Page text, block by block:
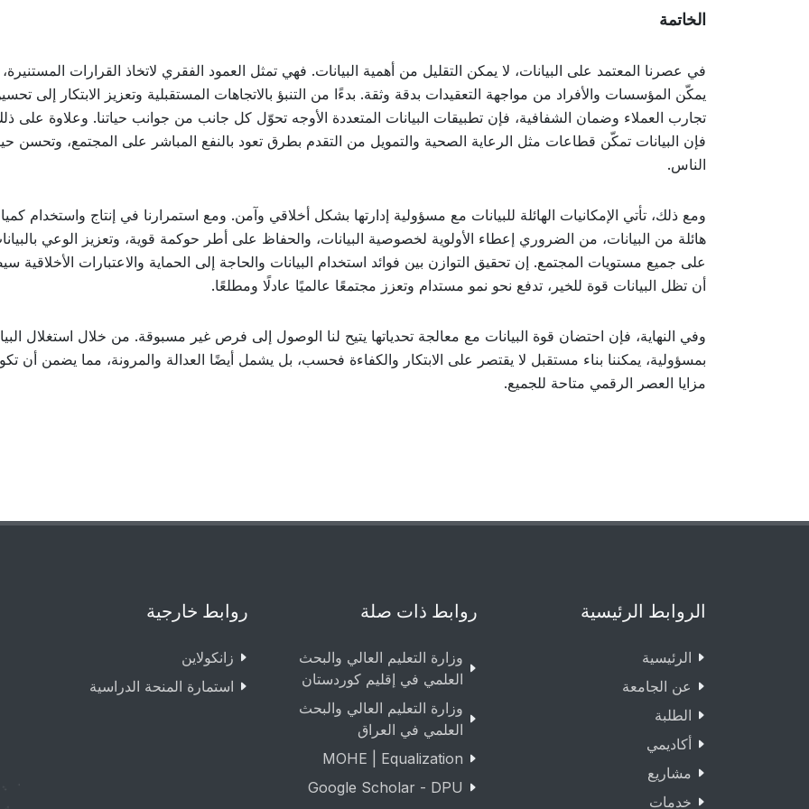
الخاتمة
في عصرنا المعتمد على البيانات، لا يمكن التقليل من أهمية البيانات. فهي تمثل العمود الفقري لاتخاذ القرارات
يمكّن المؤسسات والأفراد من مواجهة التعقيدات بدقة وثقة. بدءًا من التنبؤ بالاتجاهات المستقبلية وتعزيز الابتكار إلى
تجارب العملاء وضمان الشفافية، فإن تطبيقات البيانات المتعددة الأوجه تحوّل كل جانب من جوانب حياتنا. وعلاوة على
فإن البيانات تمكّن قطاعات مثل الرعاية الصحية والتمويل من التقدم بطرق تعود بالنفع المباشر على المجتمع، وتحسن
الناس.
ومع ذلك، تأتي الإمكانيات الهائلة للبيانات مع مسؤولية إدارتها بشكل أخلاقي وآمن. ومع استمرارنا في إنتاج واستخدام
هائلة من البيانات، من الضروري إعطاء الأولوية لخصوصية البيانات، والحفاظ على أطر حوكمة قوية، وتعزيز الوعي
على جميع مستويات المجتمع. إن تحقيق التوازن بين فوائد استخدام البيانات والحاجة إلى الحماية والاعتبارات الأخلاقية
أن تظل البيانات قوة للخير، تدفع نحو نمو مستدام وتعزز مجتمعًا عالميًا عادلًا ومطلعًا.
وفي النهاية، فإن احتضان قوة البيانات مع معالجة تحدياتها يتيح لنا الوصول إلى فرص غير مسبوقة. من خلال استغلال
بمسؤولية، يمكننا بناء مستقبل لا يقتصر على الابتكار والكفاءة فحسب، بل يشمل أيضًا العدالة والمرونة، مما يضمن أن
مزايا العصر الرقمي متاحة للجميع.
الروابط الرئيسية
الرئيسية
عن الجامعة
الطلبة
أكاديمي
مشاريع
خدمات
روابط ذات صلة
وزارة التعليم العالي والبحث
العلمي في إقليم كوردستان
وزارة التعليم العالي والبحث
العلمي في العراق
MOHE | Equalization
Google Scholar - DPU
روابط خارجية
زانکولاین
استمارة المنحة الدراسية